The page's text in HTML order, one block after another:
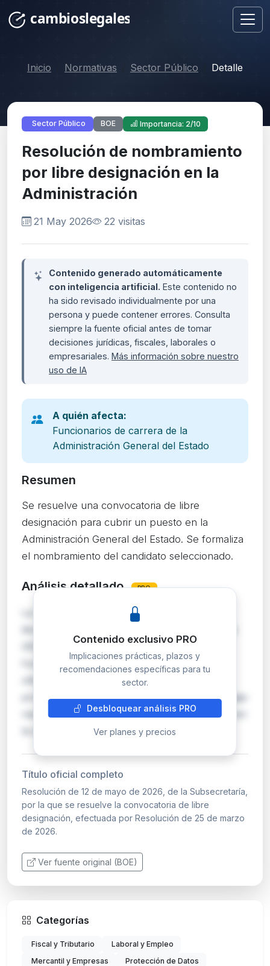
Inicio Normativas Sector Público Detalle
Sector Público BOE Importancia: 2/10
Resolución de nombramiento
por libre designación en la
Administración
21 May 2026 22 visitas
Contenido generado automáticamente
con inteligencia artificial. Este contenido no
ha sido revisado individualmente por una
persona y puede contener errores. Consulta
siempre la fuente oficial antes de tomar
decisiones jurídicas, fiscales, laborales o
empresariales. Más información sobre nuestro
uso de IA
A quién afecta:
Funcionarios de carrera de la
Administración General del Estado
Resumen
Se resuelve una convocatoria de libre
designación para cubrir un puesto en la
Administración General del Estado. Se formaliza
el nombramiento del candidato seleccionado.
Análisis detallado PRO
La Subsecretaría resuelve la convocatoria de
libre designación convocada el 25 de marzo de
2026, procediendo al nombramiento del
funcionario seleccionado para el puesto
ofertado. La libre designación es un
procedimiento de provisión de puestos de trabajo
reservados a funcionarios de carrera, basado en
la apreciación di…
Contenido exclusivo PRO
Implicaciones prácticas, plazos y
recomendaciones específicas para tu
sector.
Desbloquear análisis PRO
Ver planes y precios
Título oficial completo
Resolución de 12 de mayo de 2026, de la Subsecretaría,
por la que se resuelve la convocatoria de libre
designación, efectuada por Resolución de 25 de marzo
de 2026.
Ver fuente original (BOE)
Categorías
Fiscal y Tributario
Laboral y Empleo
Mercantil y Empresas
Protección de Datos